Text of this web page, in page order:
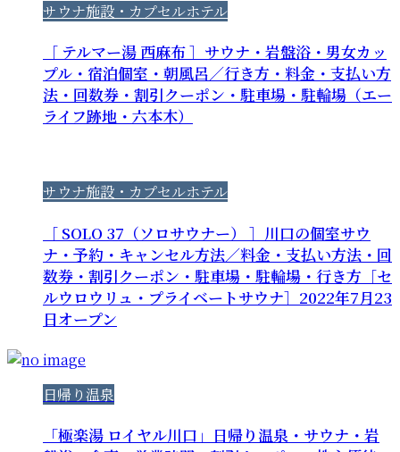
サウナ施設・カプセルホテル
［ テルマー湯 西麻布 ］サウナ・岩盤浴・男女カッ
プル・宿泊個室・朝風呂／行き方・料金・支払い方
法・回数券・割引クーポン・駐車場・駐輪場（エー
ライフ跡地・六本木）
サウナ施設・カプセルホテル
［ SOLO 37（ソロサウナー） ］川口の個室サウ
ナ・予約・キャンセル方法／料金・支払い方法・回
数券・割引クーポン・駐車場・駐輪場・行き方［セ
ルウロウリュ・プライベートサウナ］2022年7月23
日オープン
日帰り温泉
「極楽湯 ロイヤル川口」日帰り温泉・サウナ・岩